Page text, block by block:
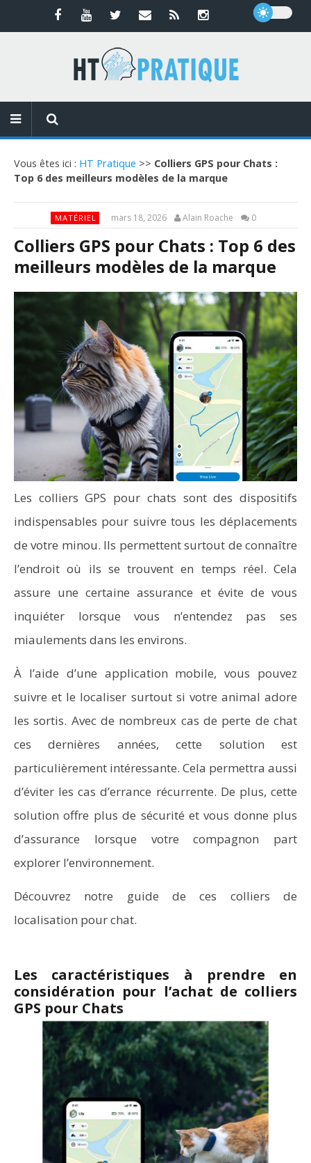
Vous êtes ici : HT Pratique >> Colliers GPS pour Chats :
Top 6 des meilleurs modèles de la marque
MATÉRIEL mars 18, 2026 Alain Roache 0
Colliers GPS pour Chats : Top 6 des
meilleurs modèles de la marque
Les colliers GPS pour chats sont des dispositifs
indispensables pour suivre tous les déplacements
de votre minou. Ils permettent surtout de connaître
l’endroit où ils se trouvent en temps réel. Cela
assure une certaine assurance et évite de vous
inquiéter lorsque vous n’entendez pas ses
miaulements dans les environs.
À l’aide d’une application mobile, vous pouvez
suivre et le localiser surtout si votre animal adore
les sortis. Avec de nombreux cas de perte de chat
ces dernières années, cette solution est
particulièrement intéressante. Cela permettra aussi
d’éviter les cas d’errance récurrente. De plus, cette
solution offre plus de sécurité et vous donne plus
d’assurance lorsque votre compagnon part
explorer l’environnement.
Découvrez notre guide de ces colliers de
localisation pour chat.
Les caractéristiques à prendre en
considération pour l’achat de colliers
GPS pour Chats